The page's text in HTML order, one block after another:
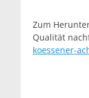
Zum
Qualität
koessener-